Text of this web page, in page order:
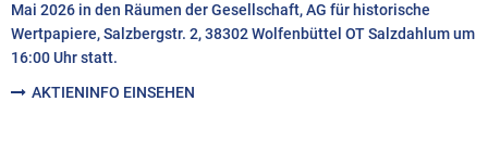
Mai 2026 in den Räumen der Gesellschaft, AG für historische
Wertpapiere, Salzbergstr. 2, 38302 Wolfenbüttel OT Salzdahlum um
16:00 Uhr statt.
AKTIENINFO EINSEHEN